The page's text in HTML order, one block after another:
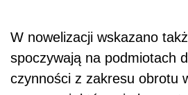
W nowelizacji wskazano
spoczywają na podmiotach
czynności z zakresu obrotu